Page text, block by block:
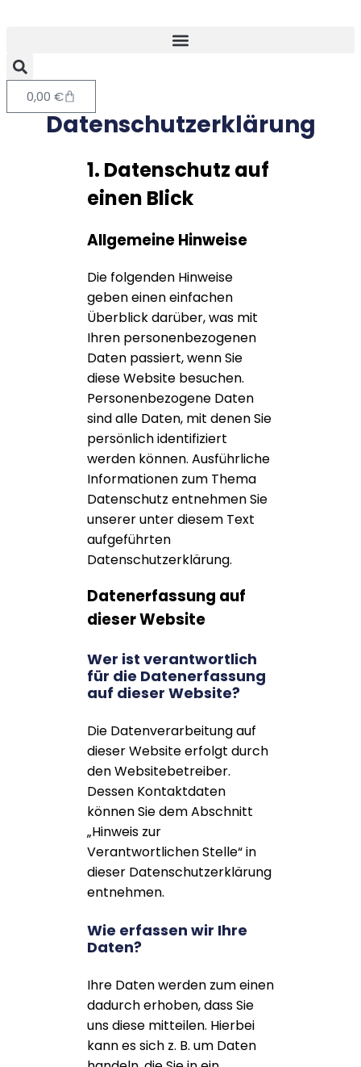
0,00 €
Datenschutzerklärung
1. Datenschutz auf
einen Blick
Allgemeine Hinweise
Die folgenden Hinweise
geben einen einfachen
Überblick darüber, was mit
Ihren personenbezogenen
Daten passiert, wenn Sie
diese Website besuchen.
Personenbezogene Daten
sind alle Daten, mit denen Sie
persönlich identifiziert
werden können. Ausführliche
Informationen zum Thema
Datenschutz entnehmen Sie
unserer unter diesem Text
aufgeführten
Datenschutzerklärung.
Datenerfassung auf
dieser Website
Wer ist verantwortlich
für die Datenerfassung
auf dieser Website?
Die Datenverarbeitung auf
dieser Website erfolgt durch
den Websitebetreiber.
Dessen Kontaktdaten
können Sie dem Abschnitt
„Hinweis zur
Verantwortlichen Stelle“ in
dieser Datenschutzerklärung
entnehmen.
Wie erfassen wir Ihre
Daten?
Ihre Daten werden zum einen
dadurch erhoben, dass Sie
uns diese mitteilen. Hierbei
kann es sich z. B. um Daten